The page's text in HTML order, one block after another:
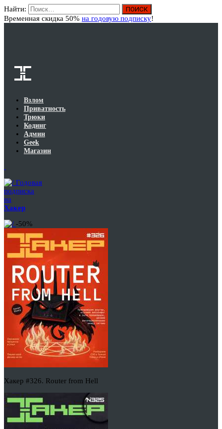
Найти:
Временная скидка 50% на годовую подписку!
Взлом
Приватность
Трюки
Кодинг
Админ
Geek
Магазин
Годовая
подписка
на
Хакер
-50%
Хакер #326. Router from Hell